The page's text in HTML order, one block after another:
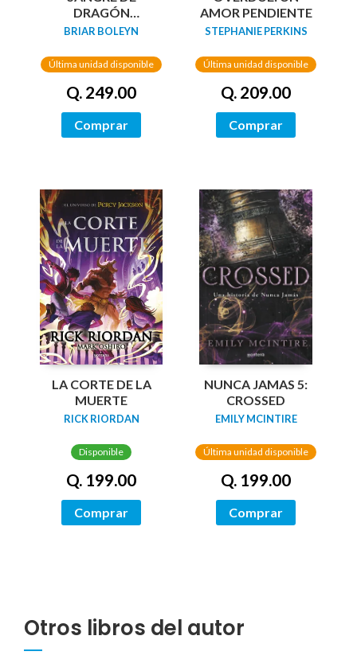
DRAGÓN
(ACADEMIA
BRIAR BOLEYN
Última unidad disponible
Q. 249.00
Comprar
AMOR PENDIENTE
STEPHANIE PERKINS
Última unidad disponible
Q. 209.00
Comprar
LA CORTE DE LA
MUERTE
RICK RIORDAN
Disponible
Q. 199.00
Comprar
NUNCA JAMAS 5:
CROSSED
EMILY MCINTIRE
Última unidad disponible
Q. 199.00
Comprar
Otros libros del autor